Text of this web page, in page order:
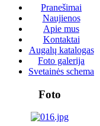
Pranešimai
Naujienos
Apie mus
Kontaktai
Augalų katalogas
Foto galerija
Svetainės schema
Foto